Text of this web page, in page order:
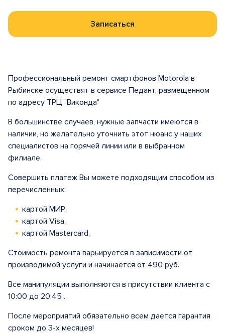
Записаться
Профессиональный ремонт смартфонов Motorola в
Рыбинске осуществят в сервисе Педант, размещенном
по адресу ТРЦ "Виконда"
В большинстве случаев, нужные запчасти имеются в
наличии, но желательно уточнить этот нюанс у наших
специалистов на горячей линии или в выбранном
филиале.
Совершить платеж Вы можете подходящим способом из
перечисленных:
картой МИР,
картой Visa,
картой Mastercard,
Стоимость ремонта варьируется в зависимости от
производимой услуги и начинается от 490 руб.
Все манипуляции выполняются в присутствии клиента с
10:00 до 20:45 .
После мероприятий обязательно всем дается гарантия
сроком до 3-х месяцев!